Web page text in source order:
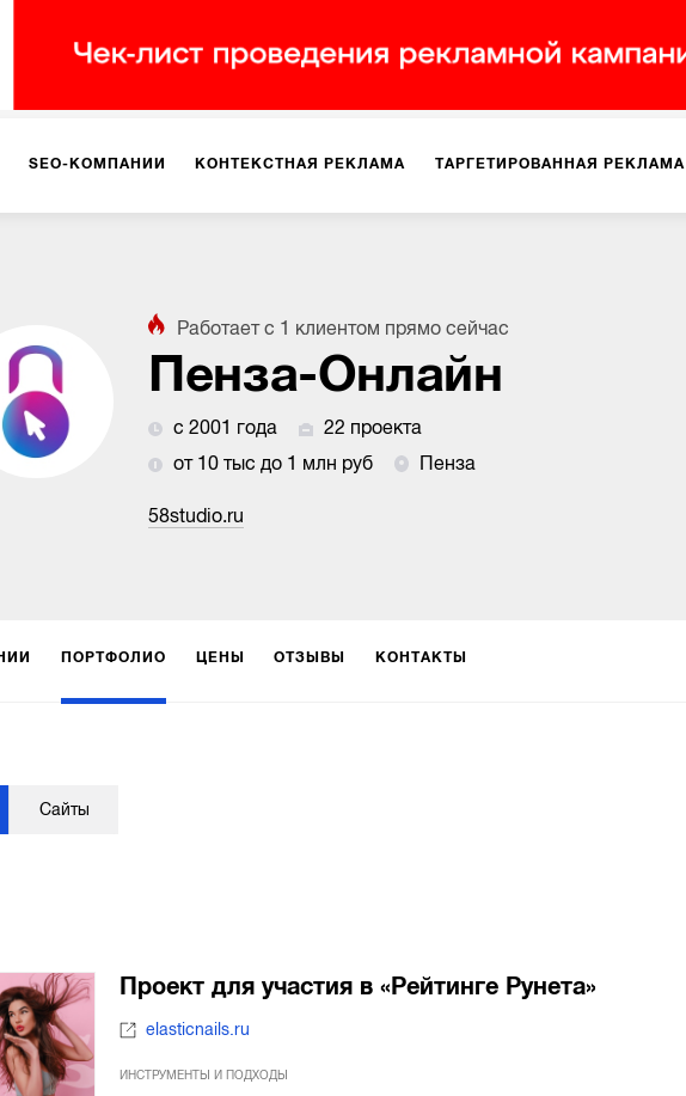
SEO-КОМПАНИИ КОНТЕКСТНАЯ РЕКЛАМА ТАРГЕТИРОВАННАЯ РЕКЛАМА
ИНТЕРНЕТ-ПЛОЩАДКАХ РАБОТА С МАРКЕТПЛЕЙСАМИ
VR/AR
Работает с 1 клиентом прямо сейчас
Пенза-Онлайн
с 2001 года
22 проекта
от 10 тыс до 1 млн руб
Пенза
58studio.ru
ПОРТФОЛИО ЦЕНЫ ОТЗЫВЫ КОНТАКТЫ
Сайты
Проект для участия в «Рейтинге Рунета»
elasticnails.ru
ИНСТРУМЕНТЫ И ПОДХОДЫ